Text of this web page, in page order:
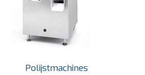
Polijstmachines